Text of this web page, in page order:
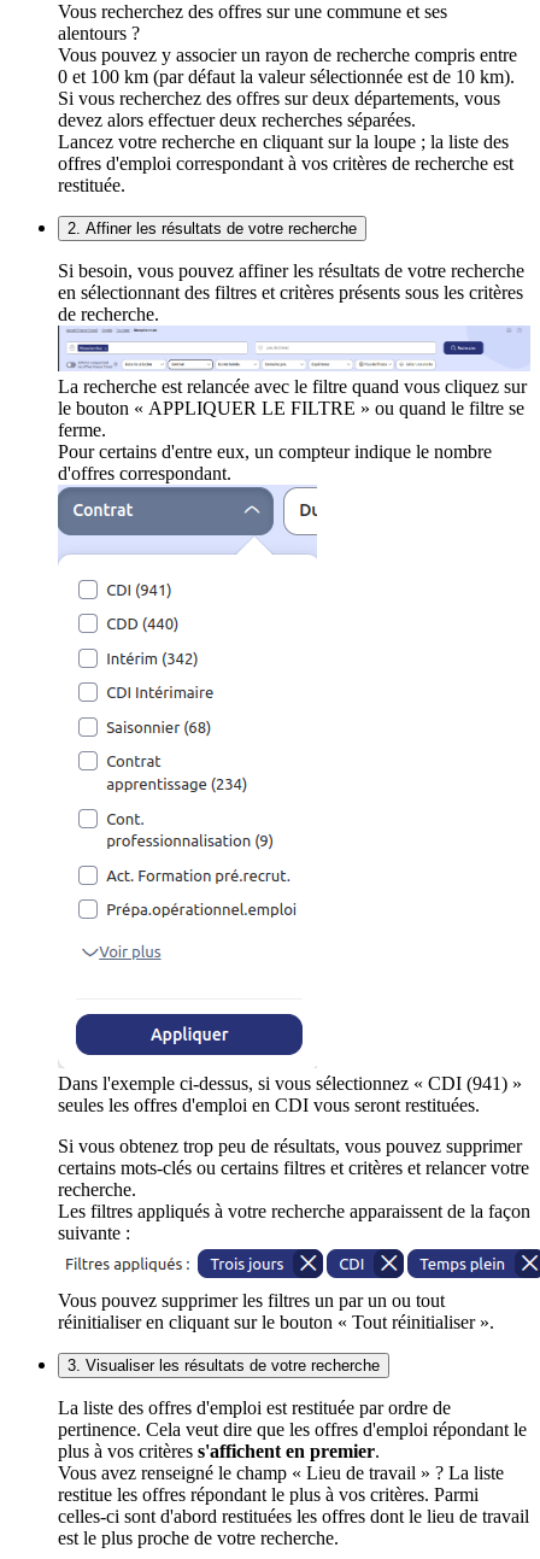
Vous recherchez des offres sur une commune et ses
alentours ?
Vous pouvez y associer un rayon de recherche compris entre
0 et 100 km (par défaut la valeur sélectionnée est de 10 km).
Si vous recherchez des offres sur deux départements, vous
devez alors effectuer deux recherches séparées.
Lancez votre recherche en cliquant sur la loupe ; la liste des
offres d'emploi correspondant à vos critères de recherche est
restituée.
2. Affiner les résultats de votre recherche
Si besoin, vous pouvez affiner les résultats de votre recherche
en sélectionnant des filtres et critères présents sous les critères
de recherche.
La recherche est relancée avec le filtre quand vous cliquez sur
le bouton « APPLIQUER LE FILTRE » ou quand le filtre se
ferme.
Pour certains d'entre eux, un compteur indique le nombre
d'offres correspondant.
Dans l'exemple ci-dessus, si vous sélectionnez « CDI (941) »
seules les offres d'emploi en CDI vous seront restituées.
Si vous obtenez trop peu de résultats, vous pouvez supprimer
certains mots-clés ou certains filtres et critères et relancer votre
recherche.
Les filtres appliqués à votre recherche apparaissent de la façon
suivante :
Vous pouvez supprimer les filtres un par un ou tout
réinitialiser en cliquant sur le bouton « Tout réinitialiser ».
3. Visualiser les résultats de votre recherche
La liste des offres d'emploi est restituée par ordre de
pertinence. Cela veut dire que les offres d'emploi répondant le
plus à vos critères s'affichent en premier.
Vous avez renseigné le champ « Lieu de travail » ? La liste
restitue les offres répondant le plus à vos critères. Parmi
celles-ci sont d'abord restituées les offres dont le lieu de travail
est le plus proche de votre recherche.